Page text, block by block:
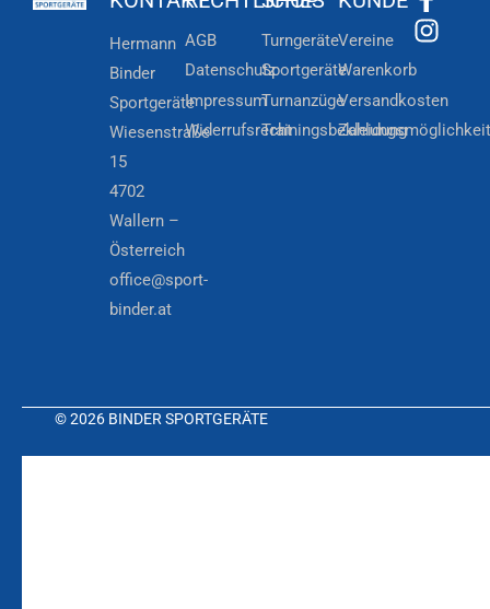
Hermann
Binder
Sportgeräte
Wiesenstraße
15
4702
Wallern –
Österreich
office@sport-
binder.at
AGB
Datenschutz
Impressum
Widerrufsrecht
Turngeräte
Sportgeräte
Turnanzüge
Trainingsbekleidung
Vereine
Warenkorb
Versandkosten
© 2026 BINDER SPORTGERÄTE